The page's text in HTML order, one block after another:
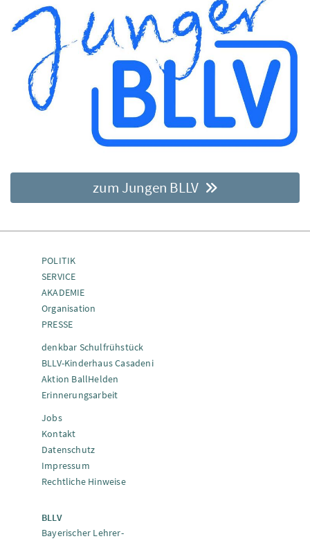
zum Jungen BLLV
POLITIK
SERVICE
AKADEMIE
Organisation
PRESSE
denkbar Schulfrühstück
BLLV-Kinderhaus Casadeni
Aktion BallHelden
Erinnerungsarbeit
Jobs
Kontakt
Datenschutz
Impressum
Rechtliche Hinweise
BLLV
Bayerischer Lehrer-